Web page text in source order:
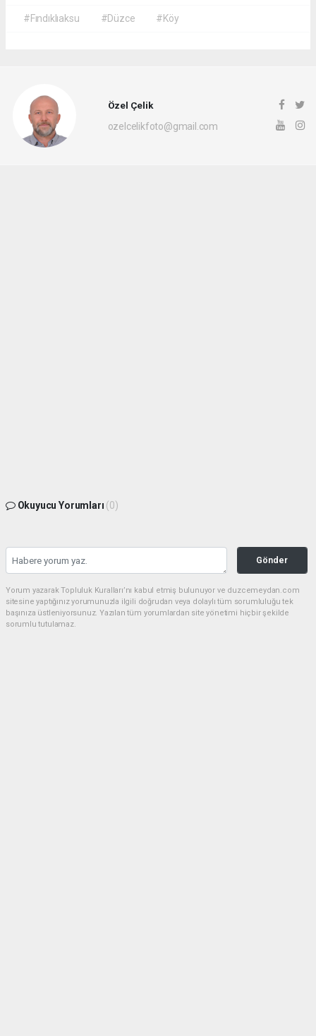
#Fındıklıaksu #Düzce #Köy
Özel Çelik
ozelcelikfoto@gmail.com
Okuyucu Yorumları (0)
Gönder
Yorum yazarak Topluluk Kuralları’nı kabul etmiş bulunuyor ve duzcemeydan.com
sitesine yaptığınız yorumunuzla ilgili doğrudan veya dolaylı tüm sorumluluğu tek
başınıza üstleniyorsunuz. Yazılan tüm yorumlardan site yönetimi hiçbir şekilde
sorumlu tutulamaz.